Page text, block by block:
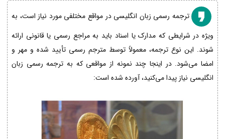
ترجمه رسمی زبان انگلیسی در مواقع مختلفی مورد نیاز است، به
ویژه در شرایطی که مدارک یا اسناد باید به مراجع رسمی یا قانونی ارائه
شوند. این نوع ترجمه، معمولاً توسط مترجم رسمی تأیید شده و مهر و
امضا می‌شود. در اینجا چند نمونه از مواقعی که به ترجمه رسمی زبان
انگلیسی نیاز پیدا می‌کنید، آورده شده است: